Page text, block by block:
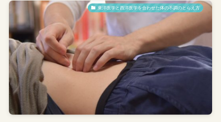
東洋医学と西洋医学を合わせた体の不調のとらえ方